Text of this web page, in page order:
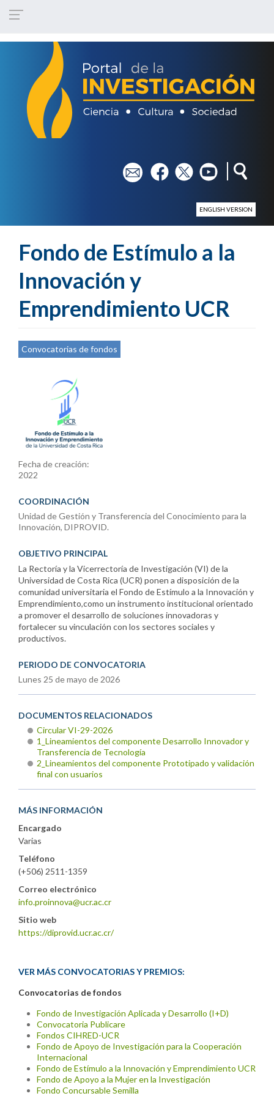
em fb tw yt
ENGLISH VERSION
Fondo de Estímulo a la
Innovación y
Emprendimiento UCR
Convocatorias de fondos
Fecha de creación:
2022
COORDINACIÓN
Unidad de Gestión y Transferencia del Conocimiento para la
Innovación, DIPROVID.
OBJETIVO PRINCIPAL
La Rectoría y la Vicerrectoría de Investigación (VI) de la
Universidad de Costa Rica (UCR) ponen a disposición de la
comunidad universitaria el Fondo de Estímulo a la Innovación y
Emprendimiento,como un instrumento institucional orientado
a promover el desarrollo de soluciones innovadoras y
fortalecer su vinculación con los sectores sociales y
productivos.
PERIODO DE CONVOCATORIA
Lunes 25 de mayo de 2026
DOCUMENTOS RELACIONADOS
Circular VI-29-2026
1_Lineamientos del componente Desarrollo Innovador y
Transferencia de Tecnología
2_Lineamientos del componente Prototipado y validación
final con usuarios
MÁS INFORMACIÓN
Encargado
Varias
Teléfono
(+506) 2511-1359
Correo electrónico
info.proinnova@ucr.ac.cr
Sitio web
https://diprovid.ucr.ac.cr/
VER MÁS CONVOCATORIAS Y PREMIOS:
Convocatorias de fondos
Fondo de Investigación Aplicada y Desarrollo (I+D)
Convocatoria Publicare
Fondos CIHRED-UCR
Fondo de Apoyo de Investigación para la Cooperación
Internacional
Fondo de Estímulo a la Innovación y Emprendimiento UCR
Fondo de Apoyo a la Mujer en la Investigación
Fondo Concursable Semilla